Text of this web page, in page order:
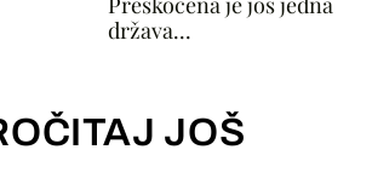
država...
JOŠ